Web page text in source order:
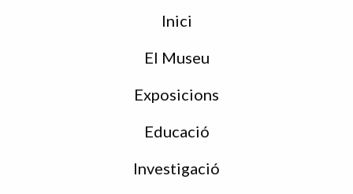
Inici
El Museu
Exposicions
Educació
Investigació